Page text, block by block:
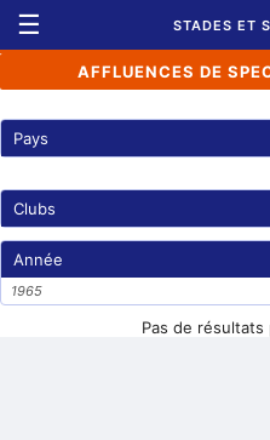
☰ STADES ET
AFFLUENCES DE
Pays
Clubs
Année
1965
Pas de